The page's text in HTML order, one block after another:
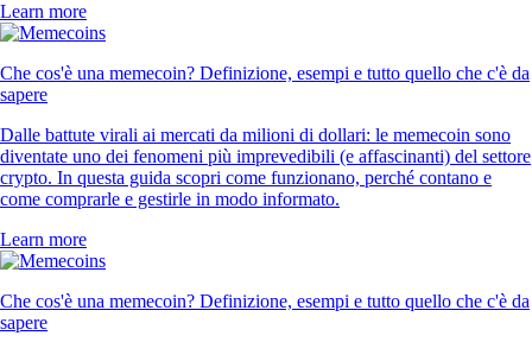
Learn more
Che cos'è una memecoin? Definizione, esempi e tutto quello che c'è da
sapere
Dalle battute virali ai mercati da milioni di dollari: le memecoin sono
diventate uno dei fenomeni più imprevedibili (e affascinanti) del settore
crypto. In questa guida scopri come funzionano, perché contano e
come comprarle e gestirle in modo informato.
Learn more
Che cos'è una memecoin? Definizione, esempi e tutto quello che c'è da
sapere